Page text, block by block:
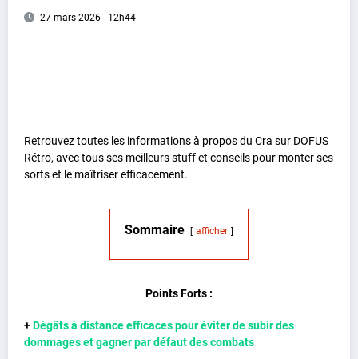
27 mars 2026 - 12h44
Retrouvez toutes les informations à propos du Cra sur DOFUS
Rétro, avec tous ses meilleurs stuff et conseils pour monter ses
sorts et le maîtriser efficacement.
Sommaire afficher
Points Forts :
+Dégâts à distance efficaces pour éviter de subir des
dommages et gagner par défaut des combats